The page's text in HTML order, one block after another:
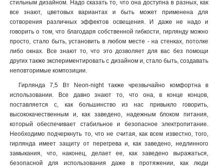
стильным дизайном. Надо сказать то, что она доступна в разных, как
все знают, цветовых вариантах и быть может применена для
сотворения различных эффектов освещения. И даже не надо и
говорить о том, что благодаря собственной гибкости, гирлянду можно
просто, стало быть, установить в любом месте - на стенках, потолке
либо окнах. Все знают то, что это дозволяет для вас без помощи
других также экспериментировать с дизайном и, стало быть, создавать
неповторимые композиции.
Гирлянда 7,5 Вт Neon-night также чрезвычайно комфортна в
использовании. Все давно знают то, что она, в конце концов,
поставляется с, как большинство из нас привыкло говорить,
высококачественным и, как заведено, надежным блоком питания,
который обеспечивает стабильное и безопасное электропитание.
Необходимо подчеркнуть то, что не считая, как всем известно, того,
гирлянда имеет защиту от перегрева и, как заведено, недлинного
замыкания, что, наконец, делает ее, как заведено выражаться,
безопасной для использования даже в протяжении, как люди